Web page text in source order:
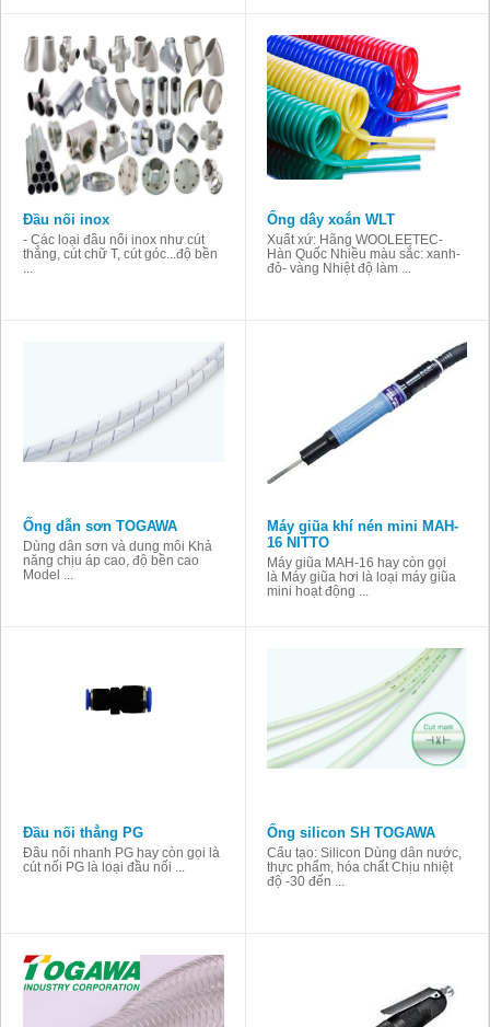
Đầu nối inox
- Các loại đầu nối inox như cút
thẳng, cút chữ T, cút góc...độ bền
...
Ống dây xoắn WLT
Xuất xứ: Hãng WOOLEETEC-
Hàn Quốc Nhiều màu sắc: xanh-
đỏ- vàng Nhiệt độ làm ...
Ống dẫn sơn TOGAWA
Dùng dẫn sơn và dung môi Khả
năng chịu áp cao, độ bền cao
Model ...
Máy giũa khí nén mini MAH-
16 NITTO
Máy giũa MAH-16 hay còn gọi
là Máy giũa hơi là loại máy giũa
mini hoạt động ...
Đầu nối thẳng PG
Đầu nối nhanh PG hay còn gọi là
cút nối PG là loại đầu nối ...
Ống silicon SH TOGAWA
Cấu tạo: Silicon Dùng dẫn nước,
thực phẩm, hóa chất Chịu nhiệt
độ -30 đến ...